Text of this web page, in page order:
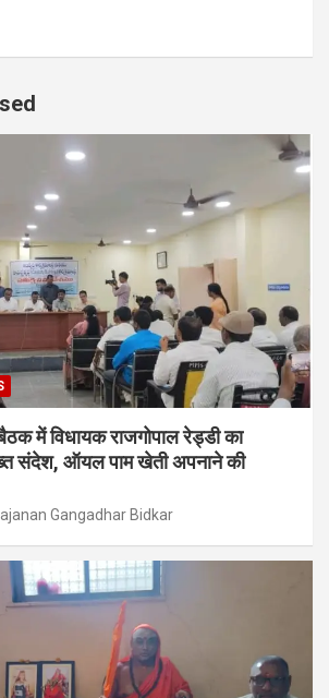
में विधायक राजगोपाल रेड्डी का
संदेश, ऑयल पाम खेती अपनाने की
Gangadhar Bidkar